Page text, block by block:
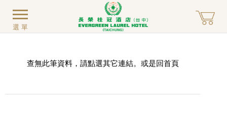
選單
查無此筆資料，請點選其它連結。或是回首頁